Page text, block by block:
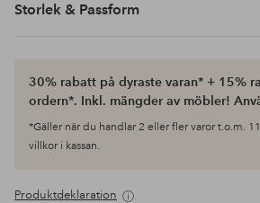
Storlek & Passform
30% rabatt på dyraste varan* + 15%
ordern*. Inkl. mängder av möbler!
*Gäller när du handlar 2 eller fler varor t.o.m.
villkor i kassan.
Produktdeklaration